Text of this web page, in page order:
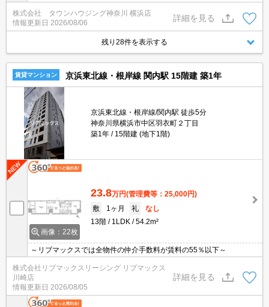
株式会社 タウンハウジング神奈川 横浜店
情報更新日 2026/08/06
詳細を見る
残り28件を表示する
賃貸マンション 京浜東北線・根岸線 関内駅 15階建 築1年
京浜東北線・根岸線/関内駅 徒歩5分
神奈川県横浜市中区羽衣町２丁目
築1年
15階建 (地下1階)
画像：22枚
23.8万円(管理費等：25,000円)
敷
1ヶ月 礼
なし
13階
1LDK 54.2m²
～リブマックスでは全物件の仲介手数料が賃料の55％以下～
株式会社リブマックスリーシング リブマックス
川崎店
情報更新日 2026/08/05
詳細を見る